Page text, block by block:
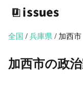
全国 /兵庫県 / 加西市
加西市の政